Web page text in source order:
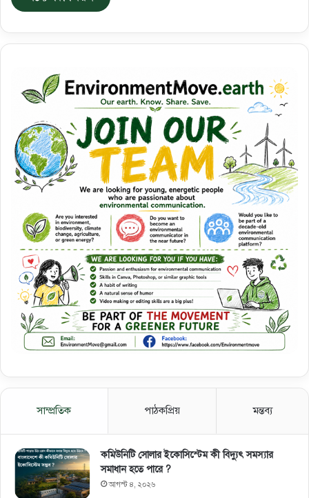
সাম্প্রতিক পাঠকপ্রিয় মন্তব্য
কমিউনিটি সোলার ইকোসিস্টেম কী বিদ্যুৎ সমস্যার
সমাধান হতে পারে ?
আগস্ট ৪, ২০২৬